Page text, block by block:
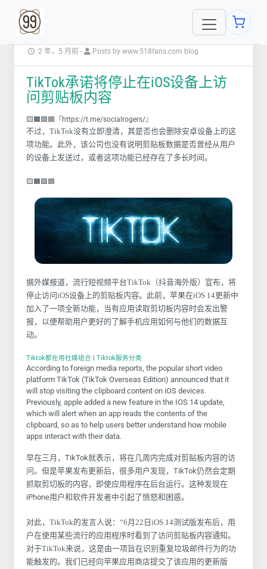
2 年，5 月前 - Posts by www.518fans.com blog
TikTok承诺将停止在iOS设备上访
问剪贴板内容
🟨🟧🟩🟦『https://t.me/socialrogers/』
不过，TikTok没有立即澄清，其是否也会删除安卓设备上的这
项功能。此外，该公司也没有说明剪贴板数据是否曾经从用户
的设备上发送过，或者这项功能已经存在了多长时间。
🟨🟧🟩🟦
据外媒报道，流行短视频平台TikTok（抖音海外版）宣布，将
停止访问iOS设备上的剪贴板内容。此前，苹果在iOS 14更新中
加入了一项全新功能，当有应用读取剪切板内容时会发出警
报，以便帮助用户更好的了解手机应用如何与他们的数据互
动。
Tiktok都在用社媒组合 | Tiktok服务分类
According to foreign media reports, the popular short video
platform TikTok (TikTok Overseas Edition) announced that it
will stop visiting the clipboard content on iOS devices.
Previously, apple added a new feature in the IOS 14 update,
which will alert when an app reads the contents of the
clipboard, so as to help users better understand how mobile
apps interact with their data.
早在三月，TikTok就表示，将在几周内完成对剪贴板内容的访
问。但是苹果发布更新后，很多用户发现，TikTok仍然会定期
抓取剪切板的内容，即使应用程序在后台运行。这种发现在
iPhone用户和软件开发者中引起了愤怒和困惑。
对此，TikTok的发言人说：“6月22日iOS 14测试版发布后，用
户在使用某些流行的应用程序时看到了访问剪贴板内容通知。
对于TikTok来说，这是由一项旨在识别重复垃圾邮件行为的功
能触发的。我们已经向苹果应用商店提交了该应用的更新版